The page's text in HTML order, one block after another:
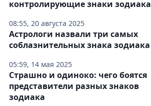
08:55, 20 августа 2025
контролирующие знаки зодиака
05:59, 14 мая 2025
Астрологи назвали три самых
соблазнительных знака зодиака
Страшно и одиноко: чего боятся
представители разных знаков
зодиака